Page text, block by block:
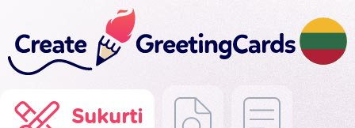
Sukurti